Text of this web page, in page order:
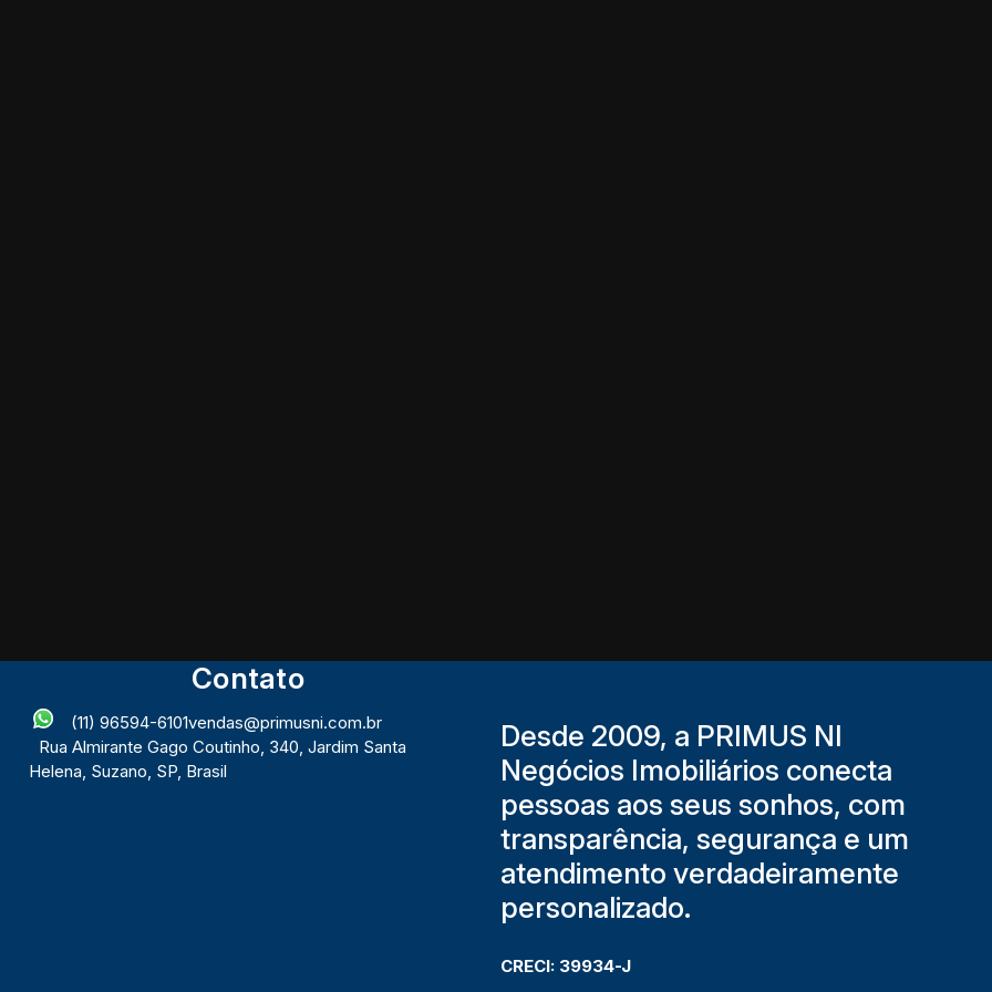
Contato
(11) 96594-6101vendas@primusni.com.br
Rua Almirante Gago Coutinho 340 Jardim Santa
Helena Suzano SP Brasil
Desde 2009, a PRIMUS NI
Negócios Imobiliários conecta
pessoas aos seus sonhos, com
transparência, segurança e um
atendimento verdadeiramente
personalizado.
CRECI: 39934-J